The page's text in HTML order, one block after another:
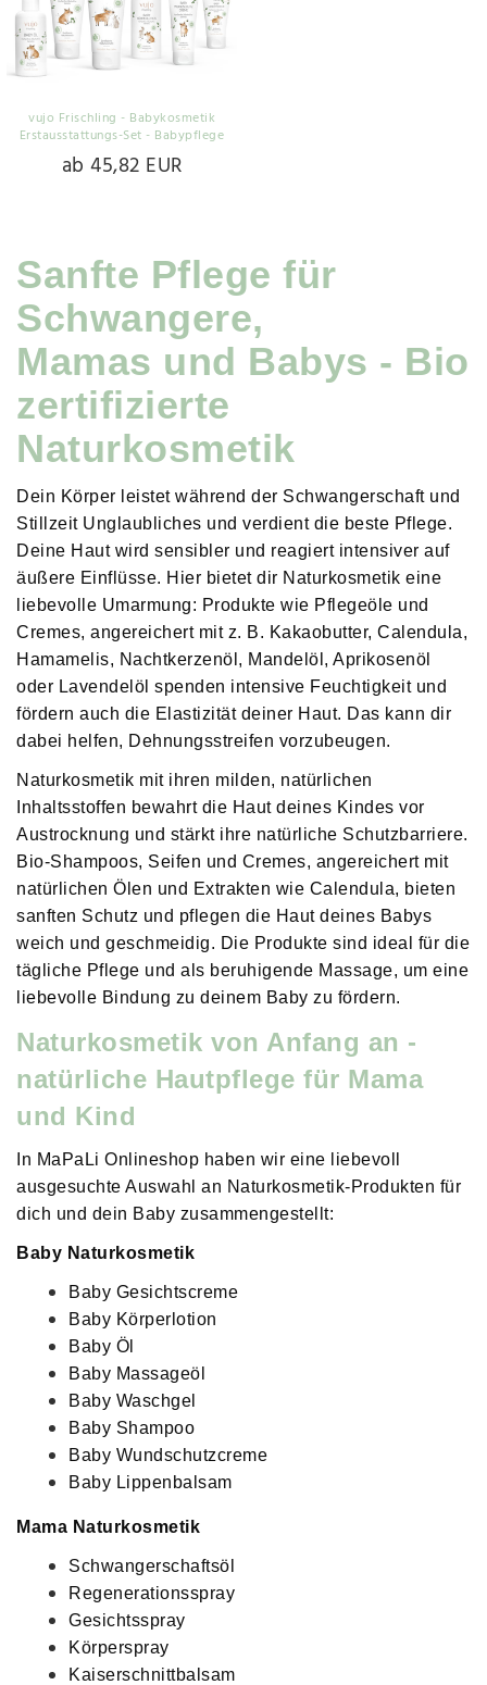
vujo Frischling - Babykosmetik
Erstausstattungs-Set - Babypflege
ab 45,82 EUR
Sanfte Pflege für
Schwangere,
Mamas und Babys - Bio
zertifizierte
Naturkosmetik
Dein Körper leistet während der Schwangerschaft und
Stillzeit Unglaubliches und verdient die beste Pflege.
Deine Haut wird sensibler und reagiert intensiver auf
äußere Einflüsse. Hier bietet dir Naturkosmetik eine
liebevolle Umarmung: Produkte wie Pflegeöle und
Cremes, angereichert mit z. B. Kakaobutter, Calendula,
Hamamelis, Nachtkerzenöl, Mandelöl, Aprikosenöl
oder Lavendelöl spenden intensive Feuchtigkeit und
fördern auch die Elastizität deiner Haut. Das kann dir
dabei helfen, Dehnungsstreifen vorzubeugen.
Naturkosmetik mit ihren milden, natürlichen
Inhaltsstoffen bewahrt die Haut deines Kindes vor
Austrocknung und stärkt ihre natürliche Schutzbarriere.
Bio-Shampoos, Seifen und Cremes, angereichert mit
natürlichen Ölen und Extrakten wie Calendula, bieten
sanften Schutz und pflegen die Haut deines Babys
weich und geschmeidig. Die Produkte sind ideal für die
tägliche Pflege und als beruhigende Massage, um eine
liebevolle Bindung zu deinem Baby zu fördern.
Naturkosmetik von Anfang an -
natürliche Hautpflege für Mama
und Kind
In MaPaLi Onlineshop haben wir eine liebevoll
ausgesuchte Auswahl an Naturkosmetik-Produkten für
dich und dein Baby zusammengestellt:
Baby Naturkosmetik
Baby Gesichtscreme
Baby Körperlotion
Baby Öl
Baby Massageöl
Baby Waschgel
Baby Shampoo
Baby Wundschutzcreme
Baby Lippenbalsam
Mama Naturkosmetik
Schwangerschaftsöl
Regenerationsspray
Gesichtsspray
Körperspray
Kaiserschnittbalsam